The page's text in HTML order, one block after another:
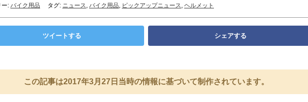
ー: バイク用品 タグ: ニュース, バイク用品, ピックアップニュース, ヘルメット
ツイートする シェアする
この記事は2017年3月27日当時の情報に基づいて制作されています。